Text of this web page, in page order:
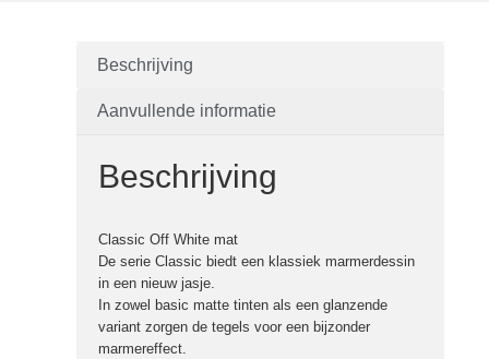
Beschrijving
Aanvullende informatie
Beschrijving
Classic Off White mat
De serie Classic biedt een klassiek marmerdessin
in een nieuw jasje.
In zowel basic matte tinten als een glanzende
variant zorgen de tegels voor een bijzonder
marmereffect.